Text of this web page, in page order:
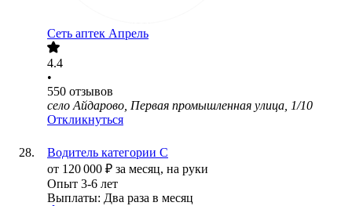
Сеть аптек Апрель
4.4
•
550 отзывов
село Айдарово, Первая промышленная улица, 1/10
Откликнуться
Водитель категории С
от 120 000 ₽ за месяц, на руки
Опыт 3-6 лет
Выплаты: Два раза в месяц